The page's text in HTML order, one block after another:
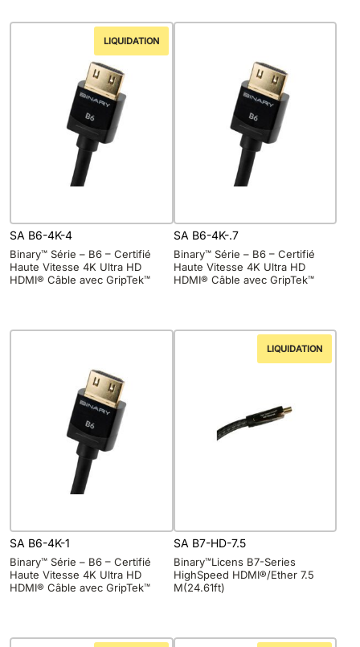
LIQUIDATION
SA B6-4K-4
Binary™ Série – B6 – Certifié
Haute Vitesse 4K Ultra HD
HDMI® Câble avec GripTek™
SA B6-4K-.7
Binary™ Série – B6 – Certifié
Haute Vitesse 4K Ultra HD
HDMI® Câble avec GripTek™
SA B6-4K-1
Binary™ Série – B6 – Certifié
Haute Vitesse 4K Ultra HD
HDMI® Câble avec GripTek™
LIQUIDATION
SA B7-HD-7.5
Binary™Licens B7-Series
HighSpeed HDMI®/Ether 7.5
M(24.61ft)